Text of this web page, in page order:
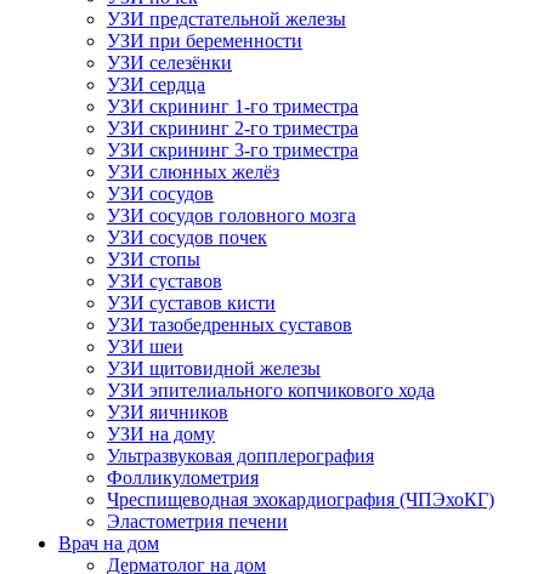
УЗИ предстательной железы
УЗИ при беременности
УЗИ селезёнки
УЗИ сердца
УЗИ скрининг 1-го триместра
УЗИ скрининг 2-го триместра
УЗИ скрининг 3-го триместра
УЗИ слюнных желёз
УЗИ сосудов
УЗИ сосудов головного мозга
УЗИ сосудов почек
УЗИ стопы
УЗИ суставов
УЗИ суставов кисти
УЗИ тазобедренных суставов
УЗИ шеи
УЗИ щитовидной железы
УЗИ эпителиального копчикового хода
УЗИ яичников
УЗИ на дому
Ультразвуковая допплерография
Фолликулометрия
Чреспищеводная эхокардиография (ЧПЭхоКГ)
Эластометрия печени
Врач на дом
Дерматолог на дом